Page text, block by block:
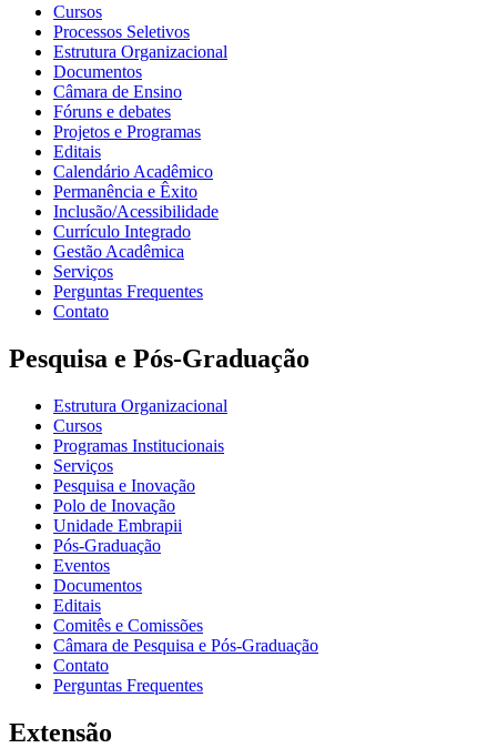
Cursos
Processos Seletivos
Estrutura Organizacional
Documentos
Câmara de Ensino
Fóruns e debates
Projetos e Programas
Editais
Calendário Acadêmico
Permanência e Êxito
Inclusão/Acessibilidade
Currículo Integrado
Gestão Acadêmica
Serviços
Perguntas Frequentes
Contato
Pesquisa e Pós-Graduação
Estrutura Organizacional
Cursos
Programas Institucionais
Serviços
Pesquisa e Inovação
Polo de Inovação
Unidade Embrapii
Pós-Graduação
Eventos
Documentos
Editais
Comitês e Comissões
Câmara de Pesquisa e Pós-Graduação
Contato
Perguntas Frequentes
Extensão